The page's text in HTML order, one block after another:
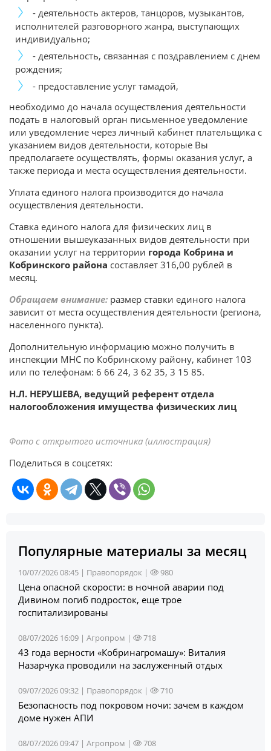
- деятельность актеров, танцоров, музыкантов,
исполнителей разговорного жанра, выступающих
индивидуально;
- деятельность, связанная с поздравлением с днем
рождения;
- предоставление услуг тамадой,
необходимо до начала осуществления деятельности
подать в налоговый орган письменное уведомление
или уведомление через личный кабинет плательщика с
указанием видов деятельности, которые Вы
предполагаете осуществлять, формы оказания услуг, а
также периода и места осуществления деятельности.
Уплата единого налога производится до начала
осуществления деятельности.
Ставка единого налога для физических лиц в
отношении вышеуказанных видов деятельности при
оказании услуг на территории города Кобрина и
Кобринского района составляет 316,00 рублей в
месяц.
Обращаем внимание: размер ставки единого налога
зависит от места осуществления деятельности (региона,
населенного пункта).
Дополнительную информацию можно получить в
инспекции МНС по Кобринскому району, кабинет 103
или по телефонам: 6 66 24, 3 62 35, 3 15 85.
Н.Л. НЕРУШЕВА, ведущий референт отдела
налогообложения имущества физических лиц
Фото с открытого источника (иллюстрация)
Поделиться в соцсетях:
Популярные материалы за месяц
10/07/2026 08:45 | Правопорядок | 980
Цена опасной скорости: в ночной аварии под
Дивином погиб подросток, еще трое
госпитализированы
08/07/2026 16:09 | Агропром | 718
43 года верности «Кобринагромашу»: Виталия
Назарчука проводили на заслуженный отдых
09/07/2026 09:32 | Правопорядок | 710
Безопасность под покровом ночи: зачем в каждом
доме нужен АПИ
08/07/2026 09:47 | Агропром | 708